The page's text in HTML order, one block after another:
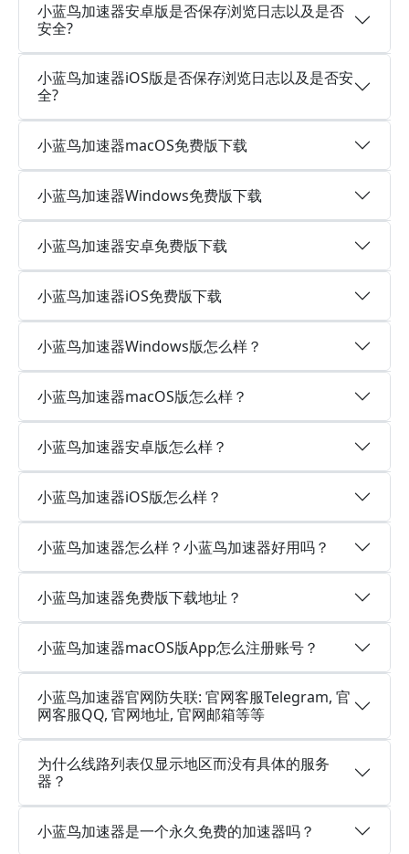
小蓝鸟加速器安卓版是否保存浏览日志以及是否
安全?
小蓝鸟加速器iOS版是否保存浏览日志以及是否安
全?
小蓝鸟加速器macOS免费版下载
小蓝鸟加速器Windows免费版下载
小蓝鸟加速器安卓免费版下载
小蓝鸟加速器iOS免费版下载
小蓝鸟加速器Windows版怎么样？
小蓝鸟加速器macOS版怎么样？
小蓝鸟加速器安卓版怎么样？
小蓝鸟加速器iOS版怎么样？
小蓝鸟加速器怎么样？小蓝鸟加速器好用吗？
小蓝鸟加速器免费版下载地址？
小蓝鸟加速器macOS版App怎么注册账号？
小蓝鸟加速器官网防失联: 官网客服Telegram, 官
网客服QQ, 官网地址, 官网邮箱等等
为什么线路列表仅显示地区而没有具体的服务
器？
小蓝鸟加速器是一个永久免费的加速器吗？